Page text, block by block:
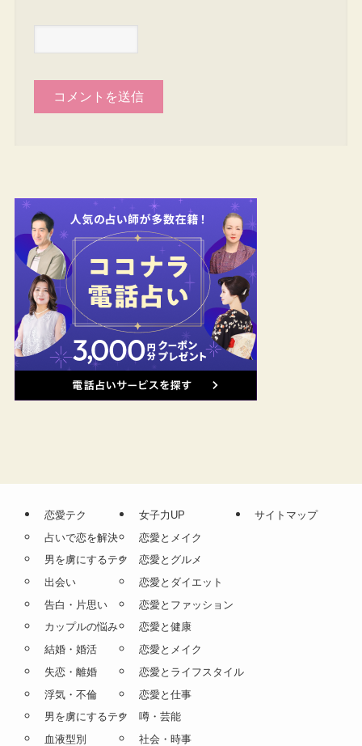
恋愛テク
占いで恋を解決
男を虜にするテク
出会い
告白・片思い
カップルの悩み
結婚・婚活
失恋・離婚
浮気・不倫
男を虜にするテク
血液型別
女子力UP
恋愛とメイク
恋愛とグルメ
恋愛とダイエット
恋愛とファッション
恋愛と健康
恋愛とメイク
恋愛とライフスタイル
恋愛と仕事
噂・芸能
社会・時事
サイトマップ